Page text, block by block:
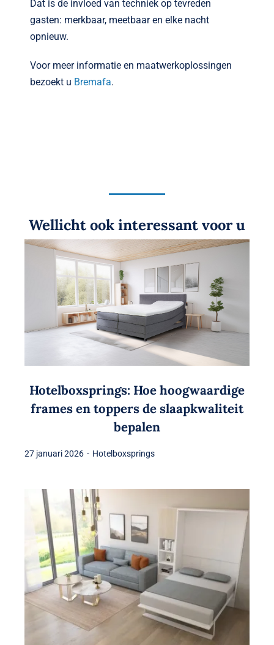
Dat is de invloed van techniek op tevreden
gasten: merkbaar, meetbaar en elke nacht
opnieuw.
Voor meer informatie en maatwerkoplossingen
bezoekt u Bremafa.
Wellicht ook interessant voor u
Hotelboxsprings: Hoe hoogwaardige
frames en toppers de slaapkwaliteit
bepalen
27 januari 2026 - Hotelboxsprings